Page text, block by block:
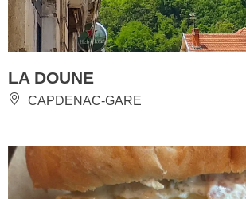
LA DOUNE
CAPDENAC-GARE